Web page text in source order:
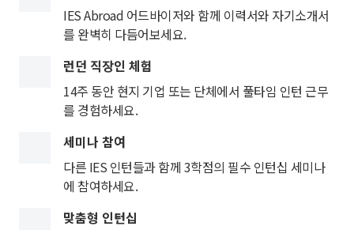
IES Abroad 어드바이저와 함께 이력서와 자기소개서
를 완벽히 다듬어보세요.
런던 직장인 체험
14주 동안 현지 기업 또는 단체에서 풀타임 인턴 근무
를 경험하세요.
세미나 참여
다른 IES 인턴들과 함께 3학점의 필수 인턴십 세미나
에 참여하세요.
맞춤형 인턴십